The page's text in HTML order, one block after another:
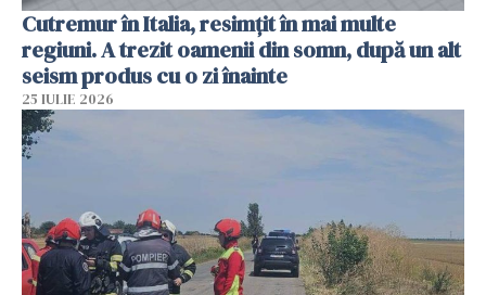
Cutremur în Italia, resimțit în mai multe
regiuni. A trezit oamenii din somn, după un alt
seism produs cu o zi înainte
25 IULIE 2026